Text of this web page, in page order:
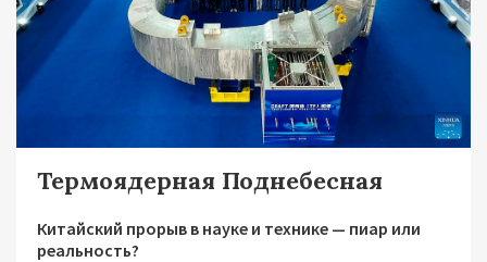
Термоядерная Поднебесная
Китайский прорыв в науке и технике — пиар или
реальность?